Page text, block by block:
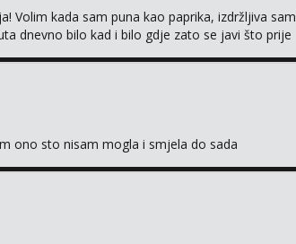
Volim kada sam puna kao paprika, izdržljiva sam
dnevno bilo kad i bilo gdje zato se javi što prije
ono sto nisam mogla i smjela do sada